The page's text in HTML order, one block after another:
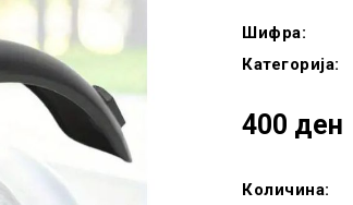
Шифра:
Категорија:
400 ден
Количина: